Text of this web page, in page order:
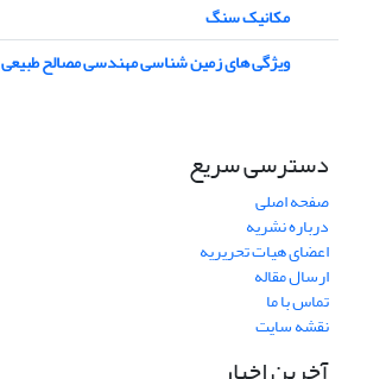
مکانیک سنگ
ویژگی های زمین شناسی مهندسی مصالح طبیعی
دسترسی سریع
صفحه اصلی
درباره نشریه
اعضای هیات تحریریه
ارسال مقاله
تماس با ما
نقشه سایت